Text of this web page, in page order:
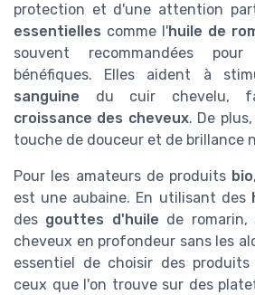
protection et d'une attention
essentielles comme l'huile de
souvent recommandées
bénéfiques. Elles aident à
sanguine du cuir chevelu,
croissance des cheveux. De
touche de douceur et de brillance
Pour les amateurs de produits bio
est une aubaine. En utilisant des
des gouttes d'huile de
cheveux en profondeur sans les
essentiel de choisir des
ceux que l'on trouve sur des